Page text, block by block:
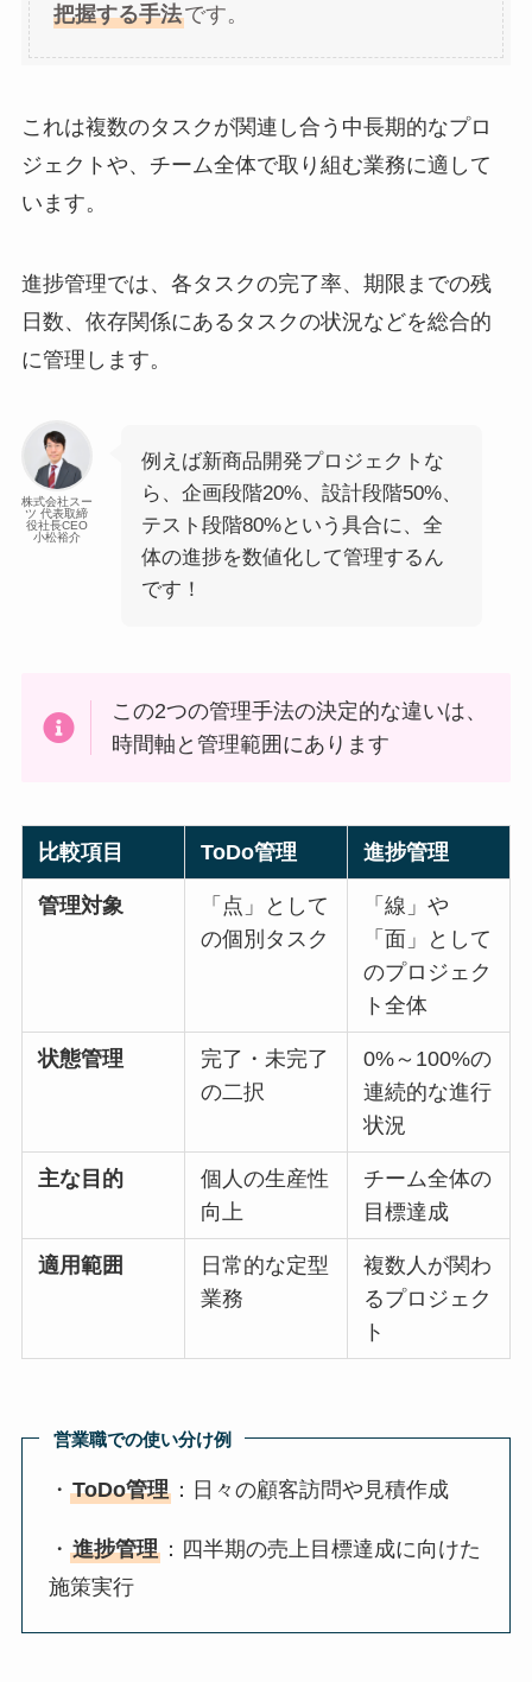
把握する手法です。
これは複数のタスクが関連し合う中長期的なプロ
ジェクトや、チーム全体で取り組む業務に適して
います。
進捗管理では、各タスクの完了率、期限までの残
日数、依存関係にあるタスクの状況などを総合的
に管理します。
株式会社スー
ツ 代表取締
役社長CEO
小松裕介
例えば新商品開発プロジェクトな
ら、企画段階20%、設計段階50%、
テスト段階80%という具合に、全
体の進捗を数値化して管理するん
です！
この2つの管理手法の決定的な違いは、
時間軸と管理範囲にあります
比較項目 ToDo管理 進捗管理
管理対象
「点」として
の個別タスク
「線」や
「面」として
のプロジェク
ト全体
状態管理
完了・未完了
の二択
0%～100%の
連続的な進行
状況
主な目的
個人の生産性
向上
チーム全体の
目標達成
適用範囲
日常的な定型
業務
複数人が関わ
るプロジェク
ト
営業職での使い分け例
・ToDo管理 ：日々の顧客訪問や見積作成
・進捗管理 ：四半期の売上目標達成に向けた
施策実行